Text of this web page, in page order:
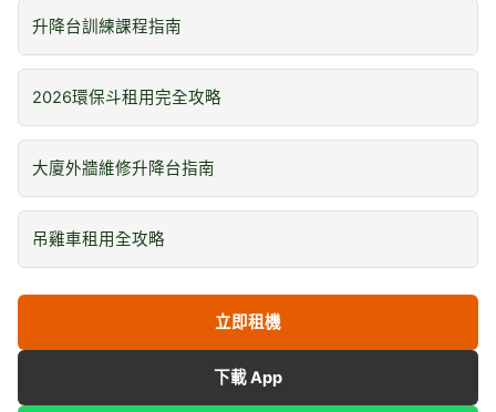
升降台訓練課程指南
2026環保斗租用完全攻略
大廈外牆維修升降台指南
吊雞車租用全攻略
立即租機
下載 App